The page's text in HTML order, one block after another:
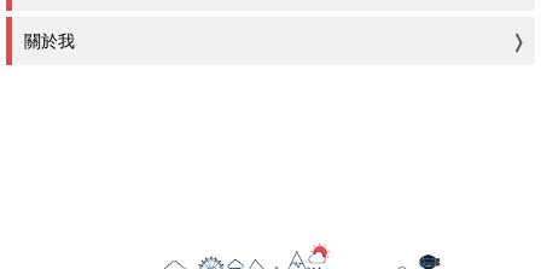
關於我